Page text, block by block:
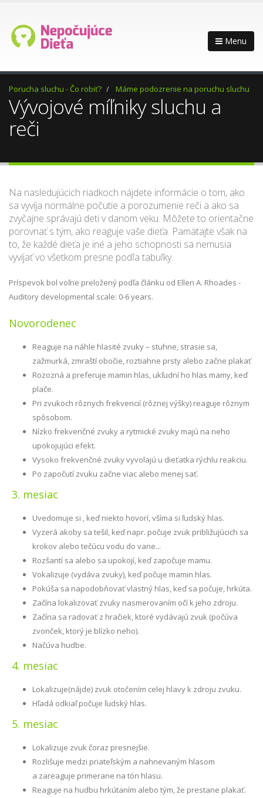
Menu
Porucha sluchu - Čo robiť? Máme podozrenie na poruchu sluchu
Vývojové míľniky sluchu a
reči
Na nasledujúcich riadkoch nájdete informácie o tom, ako
sa vyvíja normálne počutie a porozumenie reči a ako sa
zvyčajne správajú deti v danom veku. Môžete to orientačne
porovnať s tým, ako reaguje vaše dieťa. Pamätajte však na
to, že každé dieťa je iné a jeho schopnosti sa nemusia
vyvíjať vo všetkom presne podľa tabuľky.
Príspevok bol voľne preložený podľa článku od Ellen A. Rhoades -
Auditory developmental scale: 0-6 years.
Novorodenec
Reaguje na náhle hlasité zvuky – stuhne, strasie sa,
zažmurká, zmraští obočie, roztiahne prsty alebo začne plakať
Rozozná a preferuje mamin hlas, ukľudní ho hlas mamy, keď
plače.
Pri zvukoch rôznych frekvencií (rôznej výšky) reaguje rôznym
spôsobom.
Nízko frekvenčné zvuky a rytmické zvuky majú na neho
upokojujúci efekt.
Vysoko frekvenčné zvuky vyvolajú u dieťatka rýchlu reakciu.
Po započutí zvuku začne viac alebo menej sať.
3. mesiac
Uvedomuje si , keď niekto hovorí, všíma si ľudský hlas.
Vyzerá akoby sa tešil, keď napr. počuje zvuk približujúcich sa
krokov alebo tečúcu vodu do vane...
Rozšantí sa alebo sa upokojí, keď započuje mamu.
Vokalizuje (vydáva zvuky), keď počuje mamin hlas.
Pokúša sa napodobňovať vlastný hlas, keď sa počuje, hrkúta.
Začína lokalizovať zvuky nasmerovaním očí k jeho zdroju.
Začína sa radovať z hračiek, ktoré vydávajú zvuk (počúva
zvonček, ktorý je blízko neho).
Načúva hudbe.
4. mesiac
Lokalizuje(nájde) zvuk otočením celej hlavy k zdroju zvuku.
Hľadá odkiaľ počuje ľudský hlas.
5. mesiac
Lokalizuje zvuk čoraz presnejšie.
Rozlišuje medzi priateľským a nahnevaným hlasom
a zareaguje primerane na tón hlasu.
Reaguje na hudbu hrkútaním alebo tým, že prestane plakať.